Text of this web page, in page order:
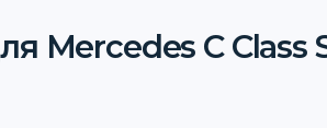
Mercedes C Class